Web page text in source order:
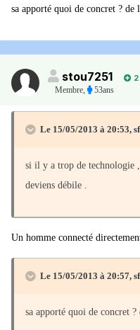
sa apporté quoi de concret ? de
stou7251
2
Membre, 53ans
Le 15/05/2013 à 20:53,
si il y a trop de technologie
deviens débile .
Un homme connecté
Le 15/05/2013 à 20:57,
sa apporté quoi de concret